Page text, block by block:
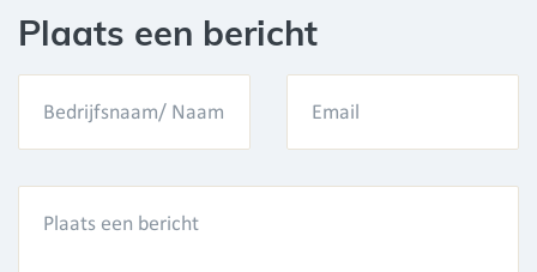
Plaats een bericht